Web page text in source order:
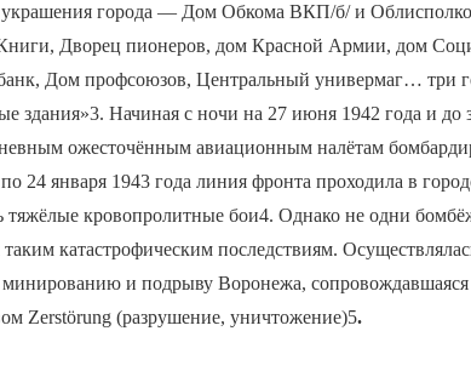
украшения города — Дом Обкома ВКП/б/ и
Дворец пионеров, дом Красной Армии, дом
Дом профсоюзов, Центральный универмаг… три
здания»3. Начиная с ночи на 27 июня 1942 года и до
ожесточённым авиационным налётам
24 января 1943 года линия фронта проходила в
тяжёлые кровопролитные бои4. Однако не одни
катастрофическим последствиям.
минированию и подрыву Воронежа,
Zerstörung (разрушение, уничтожение)5.